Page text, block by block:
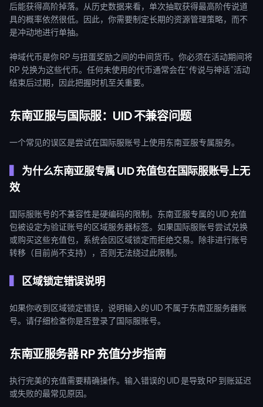
后能获得高阶掉落。从历史数据来看，单次抽取获得最高阶传说道
具的概率依然很低。因此，你需要制定长期的资源管理策略，而不
是冲动地进行单抽。
神域代币是你 RP 与扭蛋奖励之间的中间货币。你必须在活动期间将
RP 兑换为这些代币。任何未使用的代币通常会在“传说与神话”活动
结束后过期，因此把握时机至关重要。
东南亚服与国际服：UID 不兼容问题
一个常见的误区是尝试在国际服账号上使用东南亚服专属服务。
为什么东南亚服专属 UID 充值包在国际服账号上无
效
国际服账号的不兼容性是硬编码的限制。东南亚服专属的 UID 充值
包被设定为验证账号的区域服务器标签。如果国际服账号尝试兑换
或购买这些充值包，系统会因区域锁定而拒绝交易。除非进行账号
转移（目前尚不支持），否则无法绕过此限制。
区域锁定错误说明
如果你收到区域锁定错误，说明输入的 UID 不属于东南亚服务器账
号。请仔细检查你是否登录了国际服账号。
东南亚服务器 RP 充值分步指南
执行完美的充值需要精确操作。输入错误的 UID 是导致 RP 到账延迟
或失败的最常见原因。